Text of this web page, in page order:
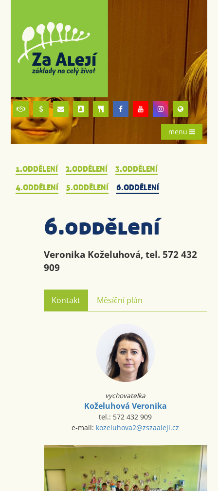
menu
6.oddělení
Veronika Koželuhová, tel. 572 432
909
Kontakt Měsíční plán
vychovatelka
Koželuhová Veronika
tel.: 572 432 909
e-mail: kozeluhova2@zszaaleji.cz
1.ODDĚLENÍ 2.ODDĚLENÍ
3.ODDĚLENÍ
4.ODDĚLENÍ
5.ODDĚLENÍ 6.ODDĚLENÍ